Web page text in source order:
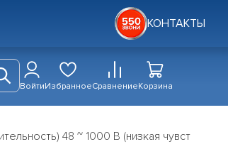
КОНТАКТЫ
ВойтиИзбранноеСравнениеКорзина
48 ~ 1000 В (низкая чувст